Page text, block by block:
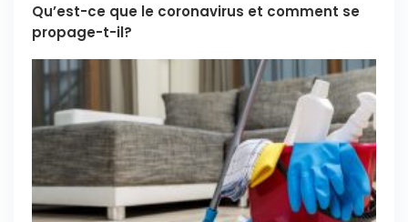
Qu’est-ce que le coronavirus et comment se
propage-t-il?